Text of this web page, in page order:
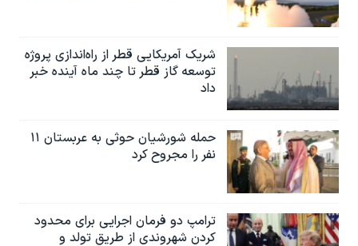
شریک آمریکایی قطر از راه‌اندازی پروژه
توسعه گاز قطر تا چند ماه آینده خبر
داد
حمله شورشیان حوثی به عربستان ۱۱
نفر را مجروح کرد
ترامپ دو فرمان اجرایی برای محدود
کردن شهروندی از طریق تولد و